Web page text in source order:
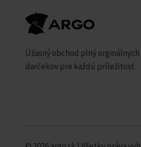
Úžasný obchod plný orginálnych
darčekov pre každú príležitosť.